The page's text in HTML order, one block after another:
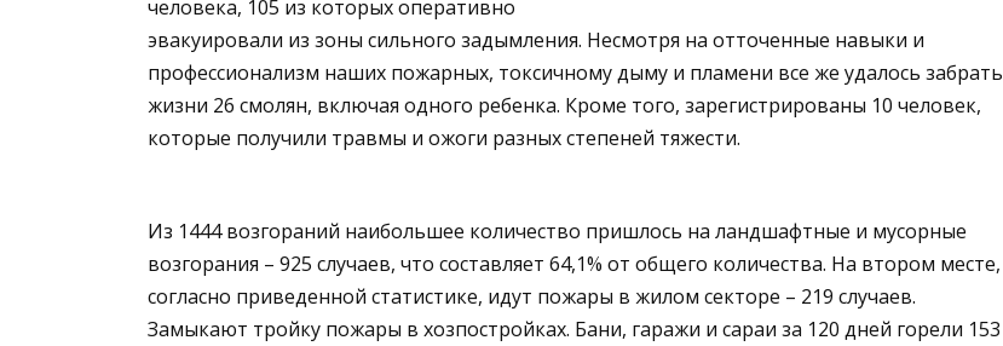
человека, 105 из которых оперативно
эвакуировали из зоны сильного задымления. Несмотря на отточенные навыки и
профессионализм наших пожарных, токсичному дыму и пламени все же удалось забрать
жизни 26 смолян, включая одного ребенка. Кроме того, зарегистрированы 10 человек,
которые получили травмы и ожоги разных степеней тяжести.
Из 1444 возгораний наибольшее количество пришлось на ландшафтные и мусорные
возгорания – 925 случаев, что составляет 64,1% от общего количества. На втором месте,
согласно приведенной статистике, идут пожары в жилом секторе – 219 случаев.
Замыкают тройку пожары в хозпостройках. Бани, гаражи и сараи за 120 дней горели 153